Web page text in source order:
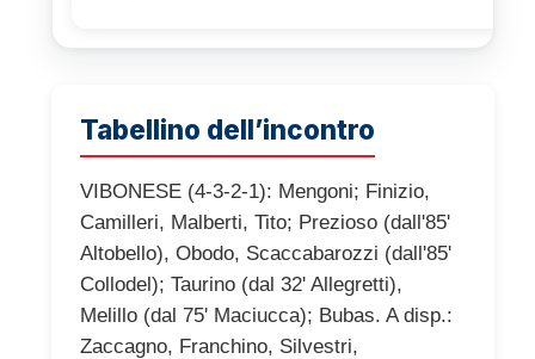
Tabellino dell’incontro
VIBONESE (4-3-2-1): Mengoni; Finizio,
Camilleri, Malberti, Tito; Prezioso (dall'85'
Altobello), Obodo, Scaccabarozzi (dall'85'
Collodel); Taurino (dal 32' Allegretti),
Melillo (dal 75' Maciucca); Bubas. A disp.:
Zaccagno, Franchino, Silvestri,